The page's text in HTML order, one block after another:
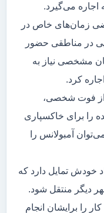
اجاره می‌گیرد.
زمان‌های خاص در
در مناطقی حضور
مشخصی نیاز به
کرد.
از فوت شخصی،
را برای خاکسپاری
آمبولانس را
خودش تمایل دارد که
دیگر منتقل شود.
را برایشان انجام